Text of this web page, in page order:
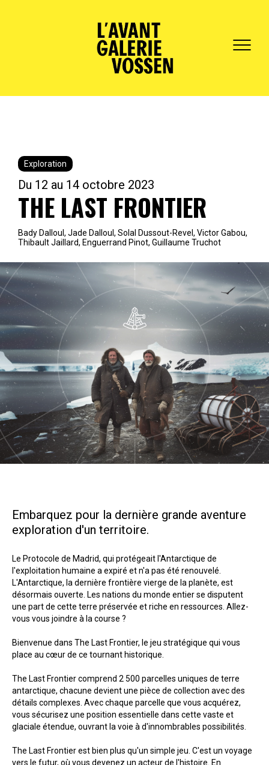
Exploration
Du 12 au 14 octobre 2023
THE LAST FRONTIER
Bady Dalloul, Jade Dalloul, Solal Dussout-Revel, Victor Gabou,
Thibault Jaillard, Enguerrand Pinot, Guillaume Truchot
Embarquez pour la dernière grande aventure
exploration d'un territoire.
Le Protocole de Madrid, qui protégeait l'Antarctique de
l'exploitation humaine a expiré et n'a pas été renouvelé.
L'Antarctique, la dernière frontière vierge de la planète, est
désormais ouverte. Les nations du monde entier se disputent
une part de cette terre préservée et riche en ressources. Allez-
vous vous joindre à la course ?
Bienvenue dans The Last Frontier, le jeu stratégique qui vous
place au cœur de ce tournant historique.
The Last Frontier comprend 2 500 parcelles uniques de terre
antarctique, chacune devient une pièce de collection avec des
détails complexes. Avec chaque parcelle que vous acquérez,
vous sécurisez une position essentielle dans cette vaste et
glaciale étendue, ouvrant la voie à d'innombrables possibilités.
The Last Frontier est bien plus qu'un simple jeu. C'est un voyage
vers le futur, où vous devenez un acteur de l'histoire. En